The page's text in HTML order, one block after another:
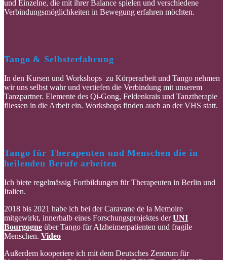
und Einzelne, die mit ihrer Balance spielen und verschiedene
Verbindungsmöglichkeiten in Bewegung erfahren möchten.
Tango & Selbsterfahrung
In den Kursen und Workshops zu Körperarbeit und Tango nehmen
wir uns selbst wahr und vertiefen die Verbindung mit unserem
Tanzpartner. Elemente des Qi-Gong, Feldenkrais und Tanztherapie
fliessen in die Arbeit ein. Workshops finden auch an der VHS statt.
Tango für Therapeuten und Menschen die in
heilenden Berufe arbeiten
Ich biete regelmässig Fortbildungen für Therapeuten in Berlin und
Italien.
2018 bis 2021 habe ich bei der Caravane de la Memoire
mitgewirkt, innerhalb eines Forschungsprojektes derUNI
Bourgogne über Tango für Alzheimerpatienten und fragile
Menschen. Video
Außerdem kooperiere ich mit dem Deutsches Zentrum für